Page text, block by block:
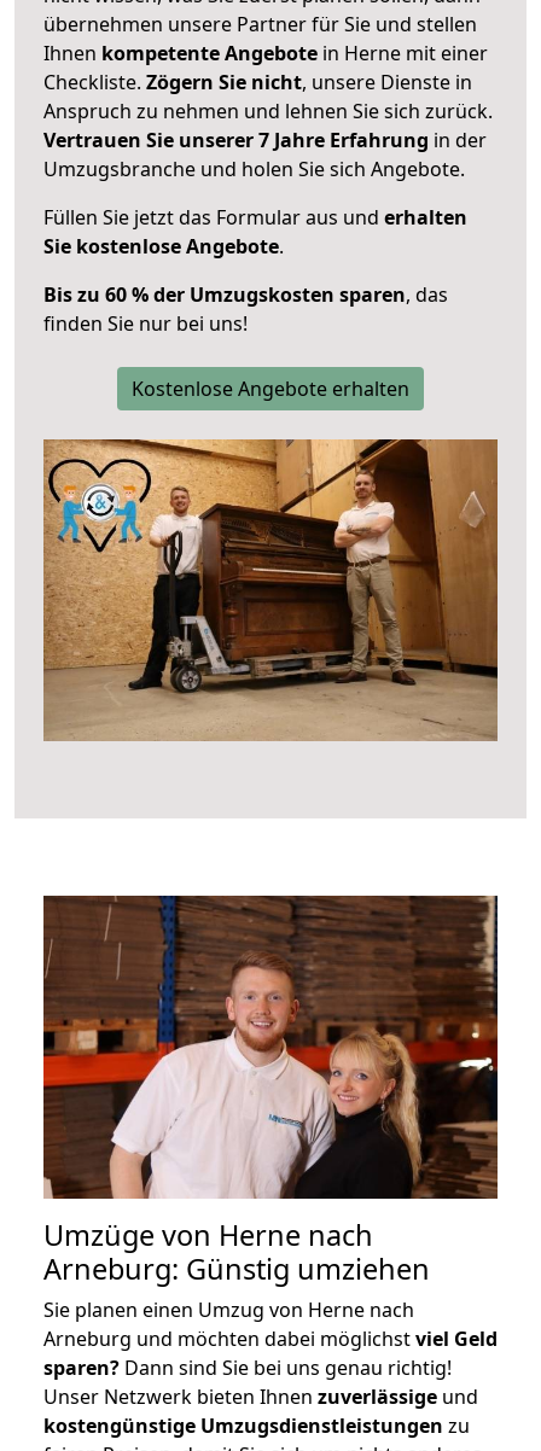
übernehmen unsere Partner für Sie und stellen
Ihnen kompetente Angebote in Herne mit einer
Checkliste. Zögern Sie nicht, unsere Dienste in
Anspruch zu nehmen und lehnen Sie sich zurück.
Vertrauen Sie unserer 7 Jahre Erfahrung in der
Umzugsbranche und holen Sie sich Angebote.
Füllen Sie jetzt das Formular aus und erhalten
Sie kostenlose Angebote.
Bis zu 60 % der Umzugskosten sparen, das
finden Sie nur bei uns!
Kostenlose Angebote erhalten
Umzüge von Herne nach
Arneburg: Günstig umziehen
Sie planen einen Umzug von Herne nach
Arneburg und möchten dabei möglichstviel Geld
sparen? Dann sind Sie bei uns genau richtig!
Unser Netzwerk bieten Ihnen zuverlässige und
kostengünstige Umzugsdienstleistungen zu